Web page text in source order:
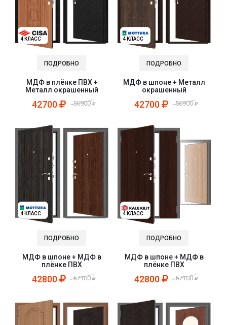
4 КЛАСС
ПОДРОБНО
МДФ в плёнке ПВХ +
Металл окрашенный
42700 56900
4 КЛАСС
ПОДРОБНО
МДФ в шпоне + Металл
окрашенный
42700 56900
4 КЛАСС
ПОДРОБНО
МДФ в шпоне + МДФ в
плёнке ПВХ
42800 57100
4 КЛАСС
ПОДРОБНО
МДФ в шпоне + МДФ в
плёнке ПВХ
42800 57100